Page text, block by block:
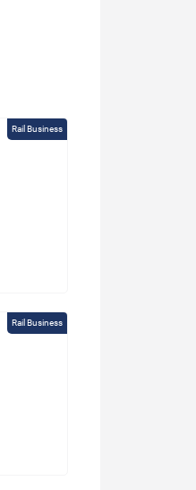
Rail Business
Rail Business